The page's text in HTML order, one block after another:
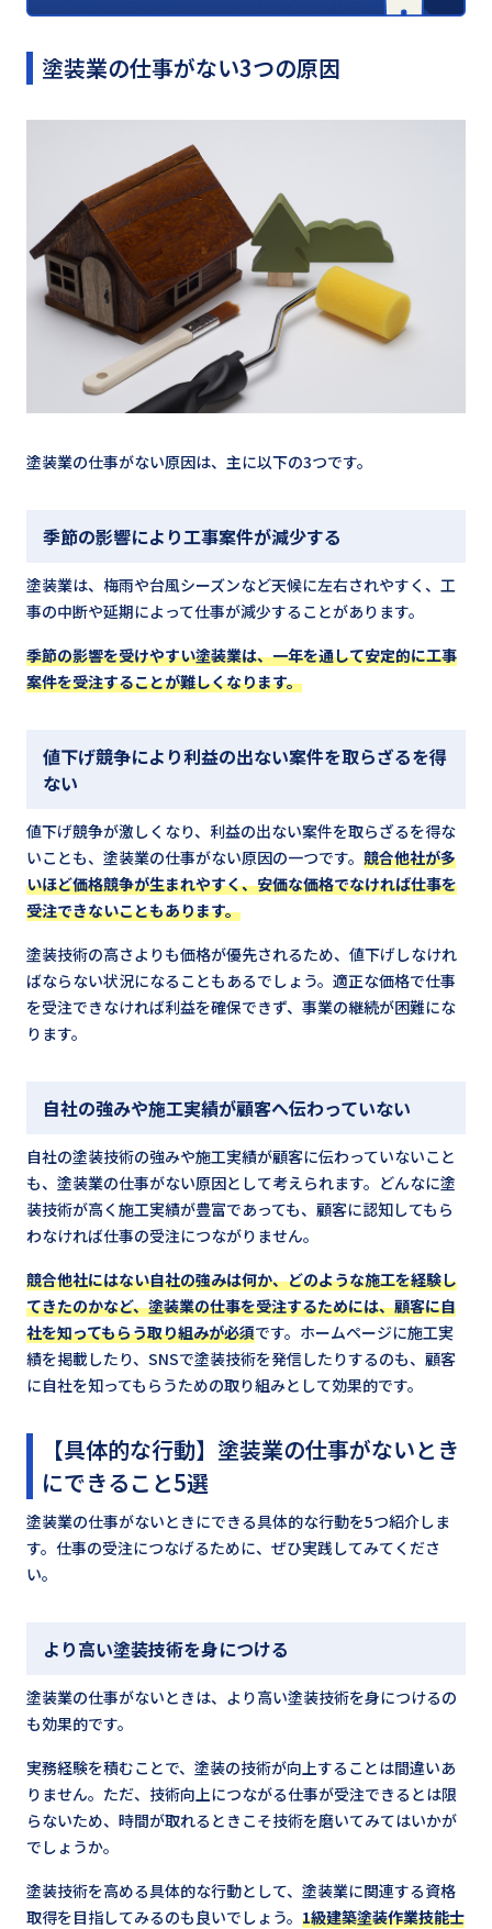
塗装業の仕事がない3つの原因
塗装業の仕事がない原因は、主に以下の3つです。
季節の影響により工事案件が減少する
塗装業は、梅雨や台風シーズンなど天候に左右されやすく、工
事の中断や延期によって仕事が減少することがあります。
季節の影響を受けやすい塗装業は、一年を通して安定的に工事
案件を受注することが難しくなります。
値下げ競争により利益の出ない案件を取らざるを得
ない
値下げ競争が激しくなり、利益の出ない案件を取らざるを得な
いことも、塗装業の仕事がない原因の一つです。 競合他社が多
いほど価格競争が生まれやすく、安価な価格でなければ仕事を
受注できないこともあります。
塗装技術の高さよりも価格が優先されるため、値下げしなけれ
ばならない状況になることもあるでしょう。適正な価格で仕事
を受注できなければ利益を確保できず、事業の継続が困難にな
ります。
自社の強みや施工実績が顧客へ伝わっていない
自社の塗装技術の強みや施工実績が顧客に伝わっていないこと
も、塗装業の仕事がない原因として考えられます。どんなに塗
装技術が高く施工実績が豊富であっても、顧客に認知してもら
わなければ仕事の受注につながりません。
競合他社にはない自社の強みは何か、どのような施工を経験し
てきたのかなど、塗装業の仕事を受注するためには、顧客に自
社を知ってもらう取り組みが必須です。ホームページに施工実
績を掲載したり、SNSで塗装技術を発信したりするのも、顧客
に自社を知ってもらうための取り組みとして効果的です。
【具体的な行動】塗装業の仕事がないとき
にできること5選
塗装業の仕事がないときにできる具体的な行動を5つ紹介しま
す。仕事の受注につなげるために、ぜひ実践してみてくださ
い。
より高い塗装技術を身につける
塗装業の仕事がないときは、より高い塗装技術を身につけるの
も効果的です。
実務経験を積むことで、塗装の技術が向上することは間違いあ
りません。ただ、技術向上につながる仕事が受注できるとは限
らないため、時間が取れるときこそ技術を磨いてみてはいかが
でしょうか。
塗装技術を高める具体的な行動として、塗装業に関連する資格
取得を目指してみるのも良いでしょう。 1級建築塗装作業技能士